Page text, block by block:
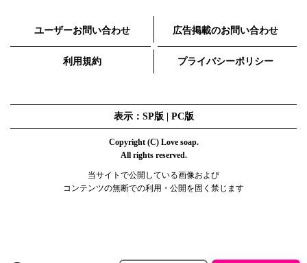
ユーザーお問い合わせ 広告掲載のお問い合わせ
利用規約 プライバシーポリシー
表示：SP版 | PC版
Copyright (C) Love soap.
All rights reserved.
当サイトで公開している画像および
コンテンツの無断での利用・公開を固く禁じます